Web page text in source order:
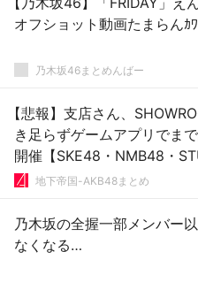
オフショット動画たまらんｶ
乃木坂46まとめんばー
【悲報】支店さん、
き足らずゲームアプリでま
開催【SKE48・NMB48・
地下帝国-AKB48まとめ
乃木坂の全握一部メンバー
なくなる…